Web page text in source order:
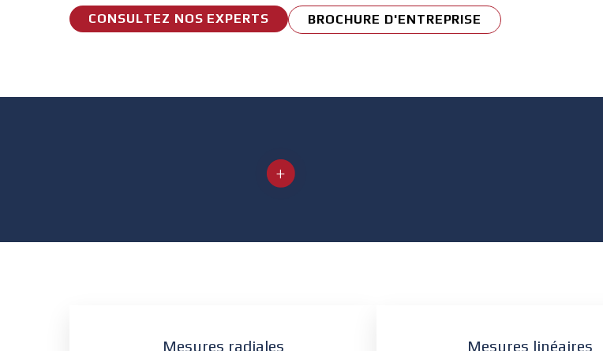
CONSULTEZ NOS EXPERTS
BROCHURE D'ENTREPRISE
Mesures radiales Mesures linéaires